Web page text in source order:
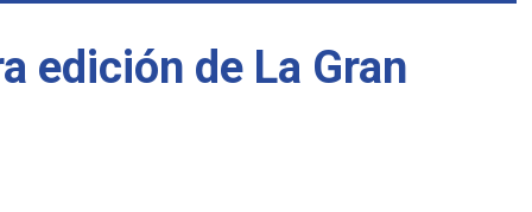
edición de La Gran